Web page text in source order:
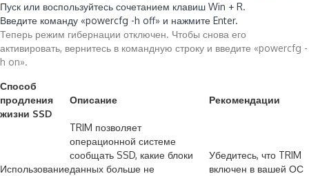
Пуск или воспользуйтесь сочетанием клавиш Win + R.
Введите команду «powercfg -h off» и нажмите Enter.
Теперь режим гибернации отключен. Чтобы снова его
активировать, вернитесь в командную строку и введите «powercfg -
h on».
Способ
продления
жизни SSD
Описание Рекомендации
Использование
TRIM позволяет
операционной системе
сообщать SSD, какие блоки
данных больше не
Убедитесь, что TRIM
включен в вашей ОС